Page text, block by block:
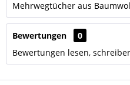
Mehrwegtücher aus
Bewertungen
0
Bewertungen lesen,